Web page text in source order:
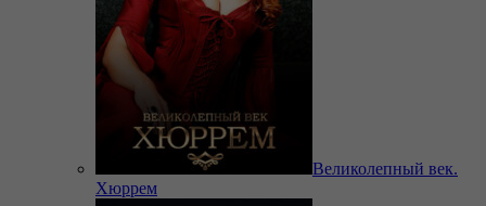
Великолепный век.
Хюррем